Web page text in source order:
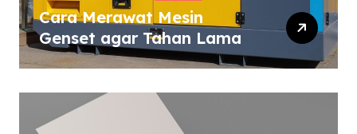
Cara Merawat Mesin
Genset agar Tahan Lama